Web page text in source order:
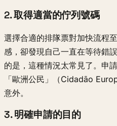
2. 取得適當的佇列號碼
選擇合適的排隊票對加快流程
感，卻發現自己一直在等待錯
的是，這種情況太常見了。申
「歐洲公民」（Cidadão
意外。
3. 明確申請的目的